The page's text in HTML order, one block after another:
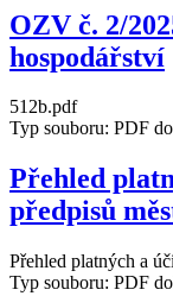
OZV č. 2/
hospodářství
512b.pdf
Typ souboru: PDF
Přehled
předpisů
Přehled platných a
Typ souboru: PDF